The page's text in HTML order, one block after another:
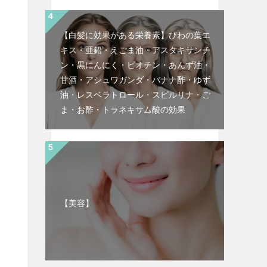
【白髪に効果がある栄養素】びわの葉エ
キス・亜鉛・えごま油・アスタキサンチ
ン・黒にんにく・ピオチン・あんず油・
甘酒・アシュワガンダ・バナナ酢・ゆず
油・レスベラトロール・スピルリナ・ご
ま・お酢・トラネキサム酸の効果
【美容】